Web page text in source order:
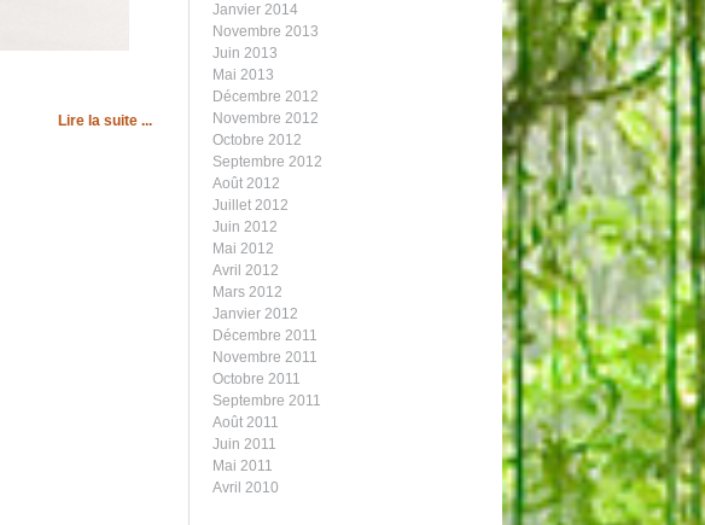
Janvier 2014
Novembre 2013
Juin 2013
Mai 2013
Décembre 2012
Novembre 2012
Octobre 2012
Septembre 2012
Août 2012
Juillet 2012
Juin 2012
Mai 2012
Avril 2012
Mars 2012
Janvier 2012
Décembre 2011
Novembre 2011
Octobre 2011
Septembre 2011
Août 2011
Juin 2011
Mai 2011
Avril 2010
Lire la suite ...